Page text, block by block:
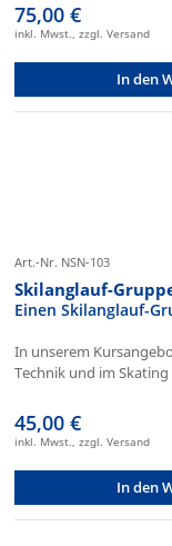
75,00 €
inkl. Mwst., zzgl. Versand
In den
Art.-Nr. NSN-103
Skilanglauf-
Einen Skilanglauf-
In unserem
Technik und im
45,00 €
inkl. Mwst., zzgl. Versand
In den